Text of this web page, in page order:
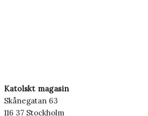
Katolskt magasin
Skånegatan 63
116 37 Stockholm